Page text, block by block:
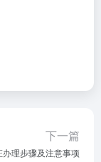
下一篇
理步骤及注意事项